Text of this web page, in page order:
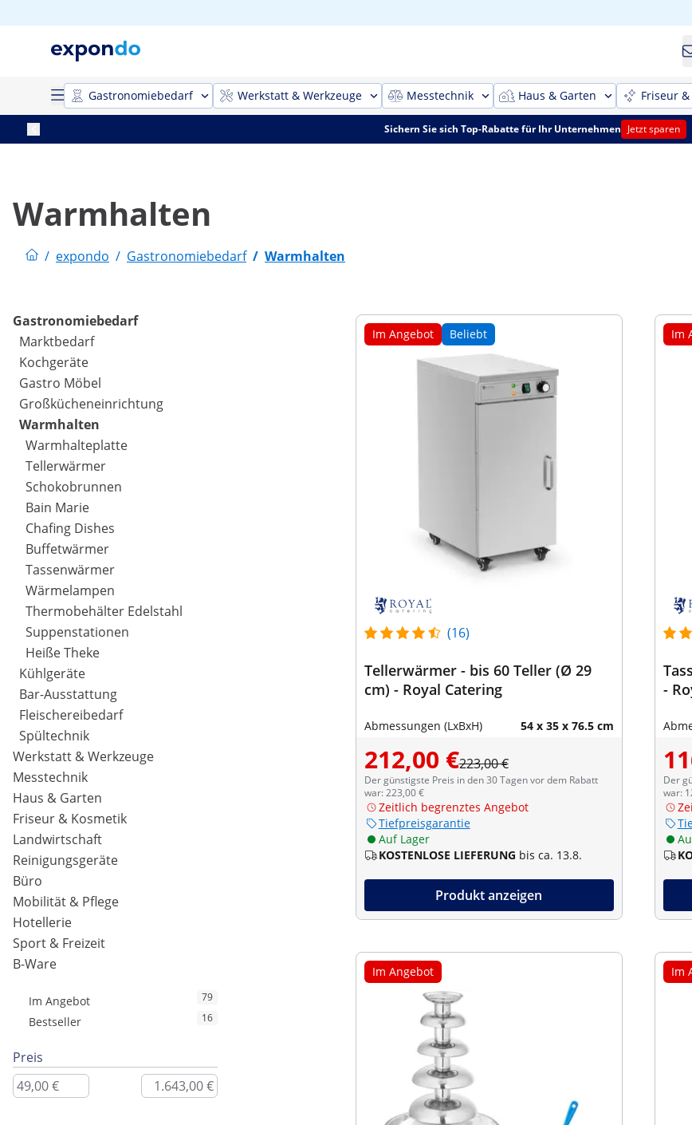
Gastronomiebedarf Werkstatt & Werkzeuge Messtechnik Haus & Garten Friseur
Sichern Sie sich Top-Rabatte für Ihr Unternehmen Jetzt sparen
Warmhalten
/ expondo / Gastronomiebedarf / Warmhalten
Gastronomiebedarf
Marktbedarf
Kochgeräte
Gastro Möbel
Großkücheneinrichtung
Warmhalten
Warmhalteplatte
Tellerwärmer
Schokobrunnen
Bain Marie
Chafing Dishes
Buffetwärmer
Tassenwärmer
Wärmelampen
Thermobehälter Edelstahl
Suppenstationen
Heiße Theke
Kühlgeräte
Bar-Ausstattung
Fleischereibedarf
Spültechnik
Werkstatt & Werkzeuge
Messtechnik
Haus & Garten
Friseur & Kosmetik
Landwirtschaft
Reinigungsgeräte
Büro
Mobilität & Pflege
Hotellerie
Sport & Freizeit
B-Ware
Im Angebot 79
Bestseller 16
Preis
Im Angebot Beliebt
(16)
Tellerwärmer - bis 60 Teller (Ø 29
cm) - Royal Catering
Abmessungen (LxBxH) 54 x 35 x 76.5 cm
212,00 €223,00 €
Der günstigste Preis in den 30 Tagen vor dem Rabatt
war: 223,00 €
Zeitlich begrenztes Angebot
Tiefpreisgarantie
Auf Lager
KOSTENLOSE LIEFERUNG bis ca. 13.8.
Produkt anzeigen
Im
-
Der
war:
Im Angebot Im